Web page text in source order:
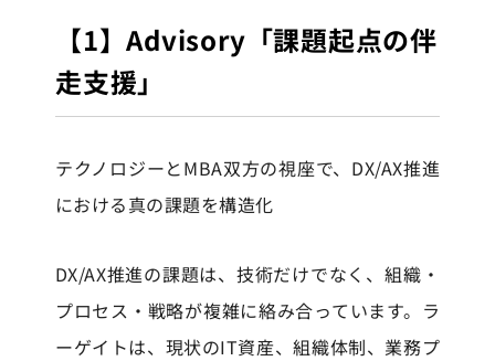
【1】Advisory「課題起点の伴
走支援」
テクノロジーとMBA双方の視座で、DX/AX推進
における真の課題を構造化
DX/AX推進の課題は、技術だけでなく、組織・
プロセス・戦略が複雑に絡み合っています。ラ
ーゲイトは、現状のIT資産、組織体制、業務プ